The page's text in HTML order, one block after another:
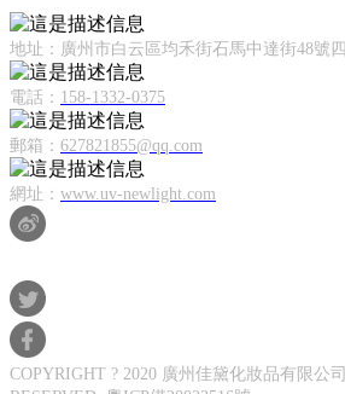
地址：廣州市白云區均禾街石馬中達街48號
電話： 158-1332-0375
郵箱： 627821855@qq.com
網址： www.uv-newlight.com
COPYRIGHT ? 2020 廣州佳黛化妝品有限公